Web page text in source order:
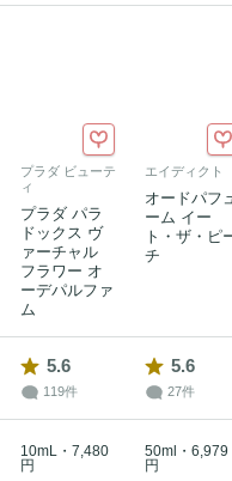
プラダ ビューテ
ィ
プラダ パラ
ドックス ヴ
ァーチャル
フラワー オ
ーデパルファ
ム
エイディクト
オードパフ
ーム イー
ト・ザ・ピ
チ
5.6
119件
5.6
27件
10mL・7,480
円
50ml・6,979
円